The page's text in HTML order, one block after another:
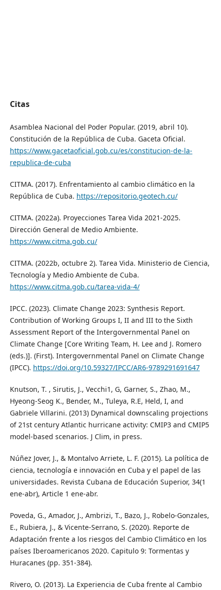
Citas
Asamblea Nacional del Poder Popular. (2019, abril 10).
Constitución de la República de Cuba. Gaceta Oficial.
https://www.gacetaoficial.gob.cu/es/constitucion-de-la-
republica-de-cuba
CITMA. (2017). Enfrentamiento al cambio climático en la
República de Cuba. https://repositorio.geotech.cu/
CITMA. (2022a). Proyecciones Tarea Vida 2021-2025.
Dirección General de Medio Ambiente.
https://www.citma.gob.cu/
CITMA. (2022b, octubre 2). Tarea Vida. Ministerio de Ciencia,
Tecnología y Medio Ambiente de Cuba.
https://www.citma.gob.cu/tarea-vida-4/
IPCC. (2023). Climate Change 2023: Synthesis Report.
Contribution of Working Groups I, II and III to the Sixth
Assessment Report of the Intergovernmental Panel on
Climate Change [Core Writing Team, H. Lee and J. Romero
(eds.)]. (First). Intergovernmental Panel on Climate Change
(IPCC). https://doi.org/10.59327/IPCC/AR6-9789291691647
Knutson, T. , Sirutis, J., Vecchi1, G, Garner, S., Zhao, M.,
Hyeong-Seog K., Bender, M., Tuleya, R.E, Held, I, and
Gabriele Villarini. (2013) Dynamical downscaling projections
of 21st century Atlantic hurricane activity: CMIP3 and CMIP5
model-based scenarios. J Clim, in press.
Núñez Jover, J., & Montalvo Arriete, L. F. (2015). La política de
ciencia, tecnología e innovación en Cuba y el papel de las
universidades. Revista Cubana de Educación Superior, 34(1
ene-abr), Article 1 ene-abr.
Poveda, G., Amador, J., Ambrizi, T., Bazo, J., Robelo-Gonzales,
E., Rubiera, J., & Vicente-Serrano, S. (2020). Reporte de
Adaptación frente a los riesgos del Cambio Climático en los
países Iberoamericanos 2020. Capitulo 9: Tormentas y
Huracanes (pp. 351-384).
Rivero, O. (2013). La Experiencia de Cuba frente al Cambio